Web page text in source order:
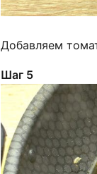
Добавляем
Шаг 5